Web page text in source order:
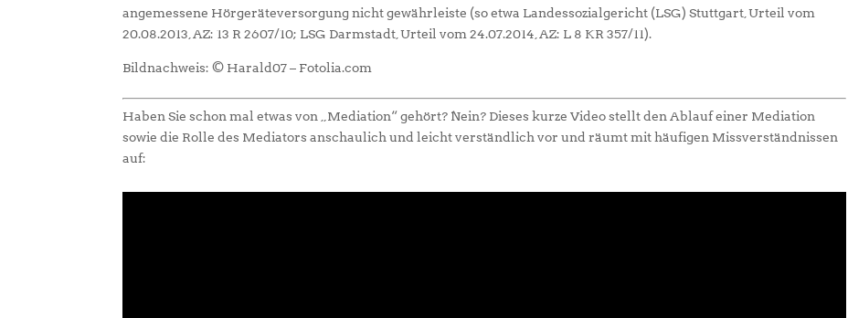
angemessene Hörgeräteversorgung nicht gewährleiste (so etwa Landessozialgericht (LSG) Stuttgart, Urteil vom
20.08.2013, AZ: 13 R 2607/10; LSG Darmstadt, Urteil vom 24.07.2014, AZ: L 8 KR 357/11).
Bildnachweis: © Harald07 – Fotolia.com
Haben Sie schon mal etwas von „Mediation“ gehört? Nein? Dieses kurze Video stellt den Ablauf einer Mediation
sowie die Rolle des Mediators anschaulich und leicht verständlich vor und räumt mit häufigen Missverständnissen
auf: